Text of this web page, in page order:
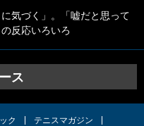
気づく」。「嘘だと思って
反応いろいろ
ス
ク
テニスマガジン